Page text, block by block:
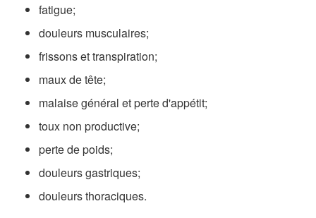
fatigue;
douleurs musculaires;
frissons et transpiration;
maux de tête;
malaise général et perte d'appétit;
toux non productive;
perte de poids;
douleurs gastriques;
douleurs thoraciques.